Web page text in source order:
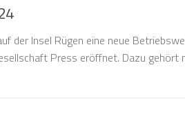
der Insel Rügen eine neue
Press eröffnet. Dazu gehört